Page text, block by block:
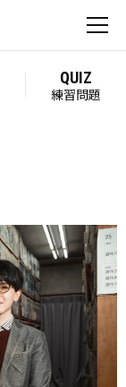
QUIZ
練習問題